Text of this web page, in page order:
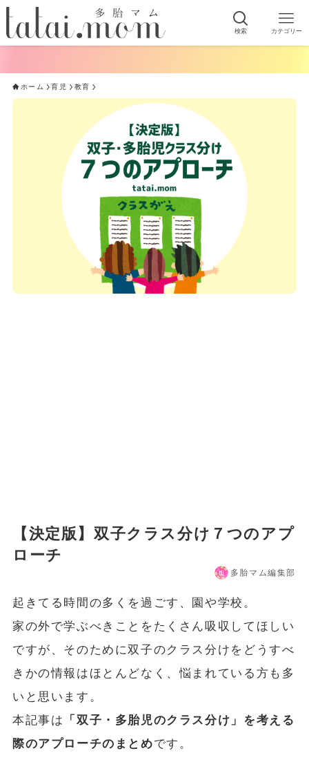
検索 カテゴリー
ホーム 育児 教育
【決定版】双子クラス分け７つのアプ
ローチ
多胎マム編集部
起きてる時間の多くを過ごす、園や学校。
家の外で学ぶべきことをたくさん吸収してほしい
ですが、そのために双子のクラス分けをどうすべ
きかの情報はほとんどなく、悩まれている方も多
いと思います。
本記事は
「双子・多胎児のクラス分け」を考える
際のアプローチのまとめです。